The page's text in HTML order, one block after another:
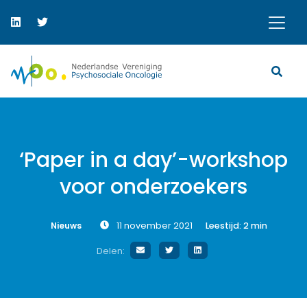
‘Paper in a day’-workshop
voor onderzoekers
Nieuws 11 november 2021 Leestijd: 2min
Delen: